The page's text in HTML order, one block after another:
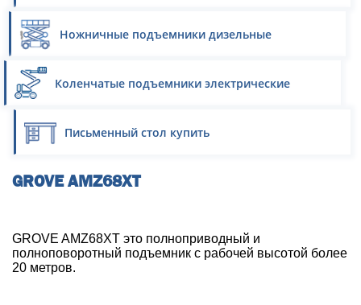
Ножничные подъемники дизельные
Коленчатые подъемники электрические
Письменный стол купить
GROVE AMZ68XT
GROVE AMZ68XT это полноприводный и
полноповоротный подъемник с рабочей высотой более
20 метров.